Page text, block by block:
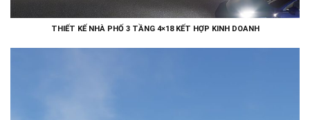
THIẾT KẾ NHÀ PHỐ 3 TẦNG 4×18 KẾT HỢP KINH DOANH